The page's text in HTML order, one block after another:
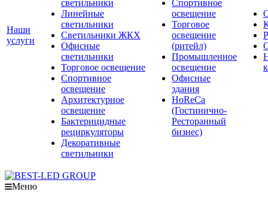
Наши
услуги
светильники
Линейные
светильники
Светильники ЖКХ
Офисные
светильники
Торговое освещение
Спортивное
освещение
Архитектурное
освещение
Бактерицидные
рециркуляторы
Декоративные
светильники
Спортивное
освещение
Торговое
освещение
(ритейл)
Промышленное
освещение
Офисные
здания
HoReCa
(Гостинично-
Ресторанный
бизнес)
Меню